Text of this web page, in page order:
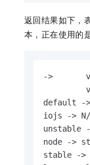
返回结果如下，
本，正在使用的
->
default -
iojs ->
unstable
node ->
stable ->